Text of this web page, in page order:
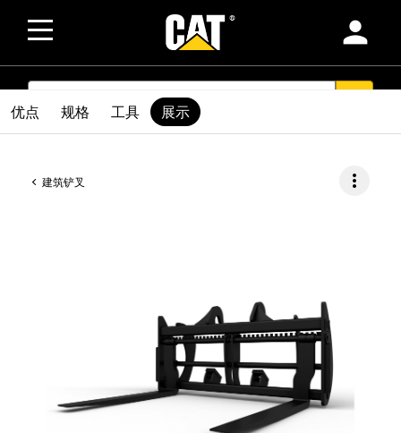
person
SEARCH
建筑铲叉 more_vert
优点 规格 工具 展示